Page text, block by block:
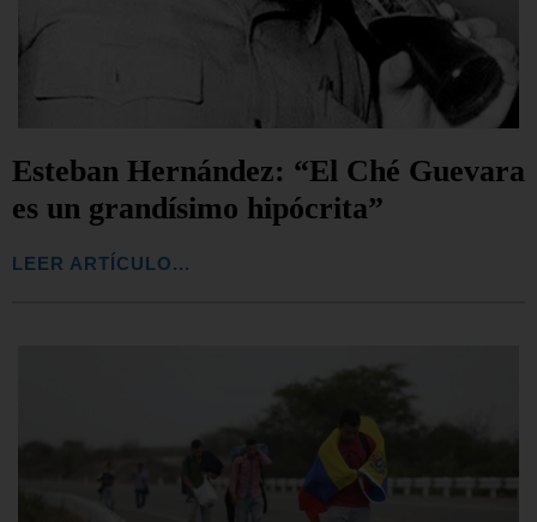
Esteban Hernández: “El Ché Guevara
es un grandísimo hipócrita”
LEER ARTÍCULO...